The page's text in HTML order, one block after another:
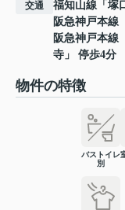
交通 福知山線 「 塚
阪急神戸本線
阪急神戸本線
寺」 停歩4分
物件の特徴
バストイレ
別